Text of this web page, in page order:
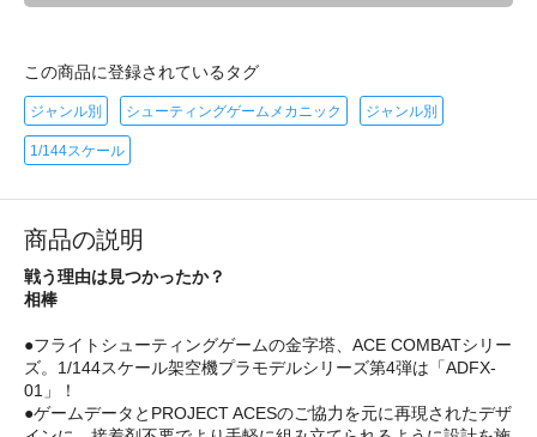
この商品に登録されているタグ
ジャンル別 シューティングゲームメカニック ジャンル別
1/144スケール
商品の説明
戦う理由は見つかったか？
相棒
●フライトシューティングゲームの金字塔、ACE COMBATシリー
ズ。1/144スケール架空機プラモデルシリーズ第4弾は「ADFX-
01」！
●ゲームデータとPROJECT ACESのご協力を元に再現されたデザ